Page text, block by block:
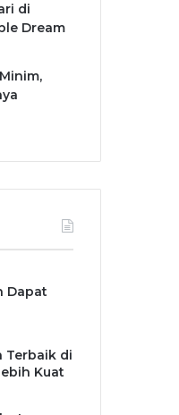
di
Dream
Dapat
Terbaik di
Kuat